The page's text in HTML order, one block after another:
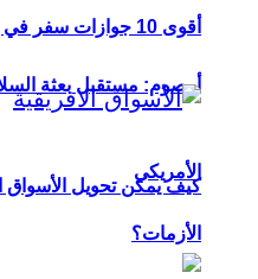
أوصوم: مستقبل بعثة
الأمريكي
أقوى 10 جوازات سفر في إفريقيا لعام 2026
كيف يمكن تحويل الأسواق
الأزمات؟